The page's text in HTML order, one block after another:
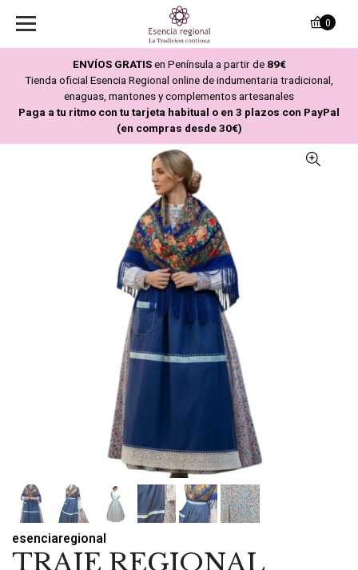
ENVÍOS GRATISen Península a partir de 89€
Tienda oficial Esencia Regional online de indumentaria tradicional,
enaguas, mantones y complementos artesanales
Paga a tu ritmo con tu tarjeta habitual o en 3 plazos con PayPal
(en compras desde 30€)
0
esenciaregional
TRAJE REGIONAL